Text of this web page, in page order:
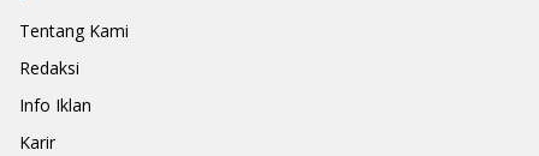
Tentang Kami
Redaksi
Info Iklan
Karir